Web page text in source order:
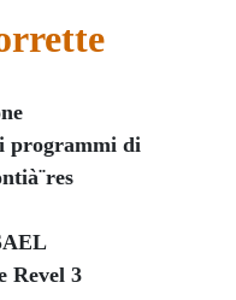
programmi di
Revel 3